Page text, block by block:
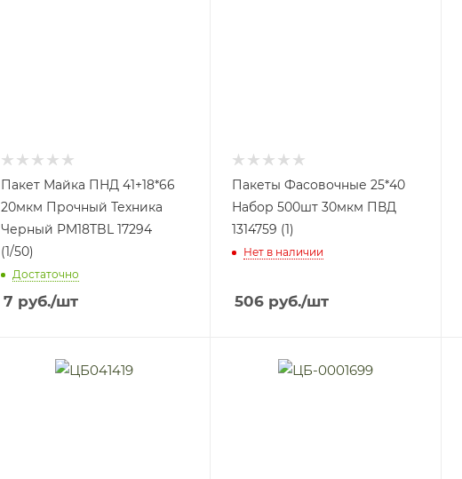
Пакет Майка ПНД 41+18*66
20мкм Прочный Техника
Черный PM18TBL 17294
(1/50)
Достаточно
7 руб./шт
Пакеты Фасовочные 25*40
Набор 500шт 30мкм ПВД
1314759 (1)
Нет в наличии
506руб./шт